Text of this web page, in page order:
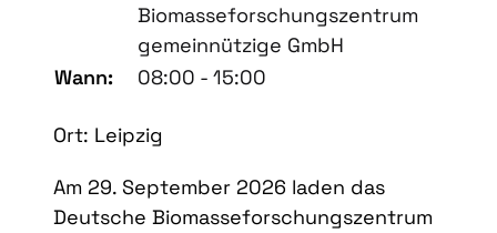
Biomasseforschungszentrum
gemeinnützige GmbH
Wann:
08:00 - 15:00
Ort: Leipzig
Am 29. September 2026 laden das
Deutsche Biomasseforschungszentrum